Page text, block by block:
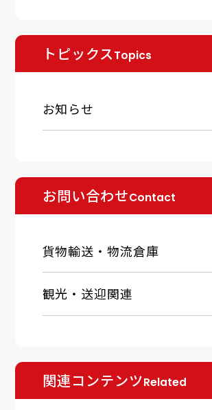
トピックスTopics
お知らせ
お問い合わせContact
貨物輸送・物流倉庫
観光・送迎関連
関連コンテンツRelated